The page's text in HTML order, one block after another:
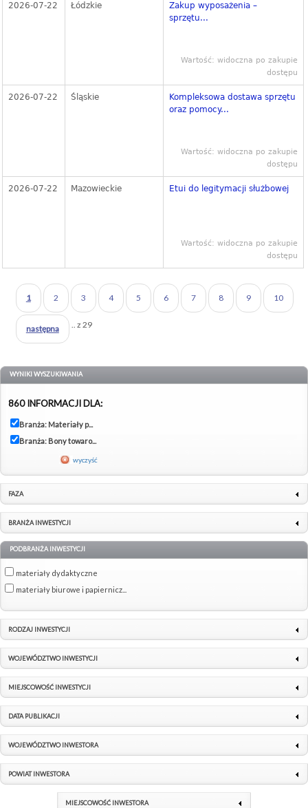
2026-07-22 Łódzkie
Zakup wyposażenia –
sprzętu...
Wartość: widoczna po zakupie
dostępu
2026-07-22 Śląskie
Kompleksowa dostawa sprzętu
oraz pomocy...
Wartość: widoczna po zakupie
dostępu
2026-07-22 Mazowieckie Etui do legitymacji służbowej
Wartość: widoczna po zakupie
dostępu
1 2 3 4 5 6 7 8 9 10
następna .. z 29
WYNIKI WYSZUKIWANIA
860 INFORMACJI DLA:
Branża: Materiały p...
Branża: Bony towaro...
wyczyść
FAZA
BRANŻA INWESTYCJI
PODBRANŻA INWESTYCJI
materiały dydaktyczne
materiały biurowe i papiernicz...
RODZAJ INWESTYCJI
WOJEWÓDZTWO INWESTYCJI
MIEJSCOWOŚĆ INWESTYCJI
DATA PUBLIKACJI
WOJEWÓDZTWO INWESTORA
POWIAT INWESTORA
MIEJSCOWOŚĆ INWESTORA